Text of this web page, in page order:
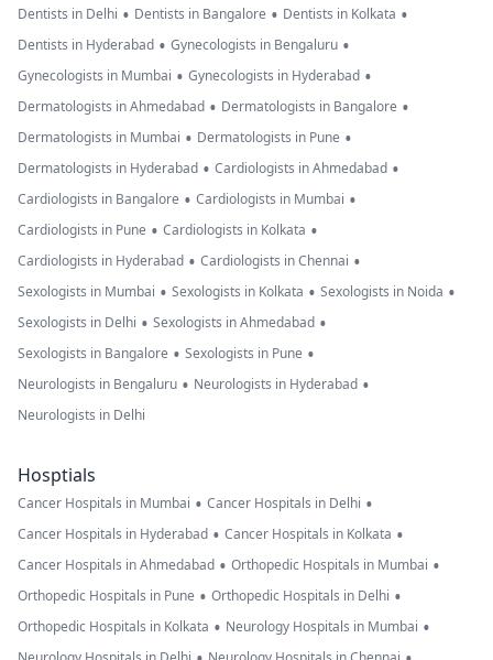
Dentists in Delhi • Dentists in Bangalore • Dentists in Kolkata •
Dentists in Hyderabad • Gynecologists in Bengaluru •
Gynecologists in Mumbai • Gynecologists in Hyderabad •
Dermatologists in Ahmedabad • Dermatologists in Bangalore •
Dermatologists in Mumbai • Dermatologists in Pune •
Dermatologists in Hyderabad • Cardiologists in Ahmedabad •
Cardiologists in Bangalore • Cardiologists in Mumbai •
Cardiologists in Pune • Cardiologists in Kolkata •
Cardiologists in Hyderabad • Cardiologists in Chennai •
Sexologists in Mumbai • Sexologists in Kolkata • Sexologists in Noida •
Sexologists in Delhi • Sexologists in Ahmedabad •
Sexologists in Bangalore • Sexologists in Pune •
Neurologists in Bengaluru • Neurologists in Hyderabad •
Neurologists in Delhi
Hosptials
Cancer Hospitals in Mumbai • Cancer Hospitals in Delhi •
Cancer Hospitals in Hyderabad • Cancer Hospitals in Kolkata •
Cancer Hospitals in Ahmedabad • Orthopedic Hospitals in Mumbai •
Orthopedic Hospitals in Pune • Orthopedic Hospitals in Delhi •
Orthopedic Hospitals in Kolkata • Neurology Hospitals in Mumbai •